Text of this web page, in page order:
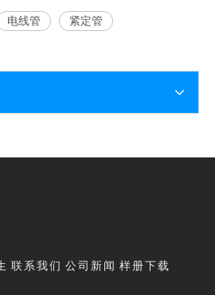
电线管 紧定管
联系我们 公司新闻 样册下载